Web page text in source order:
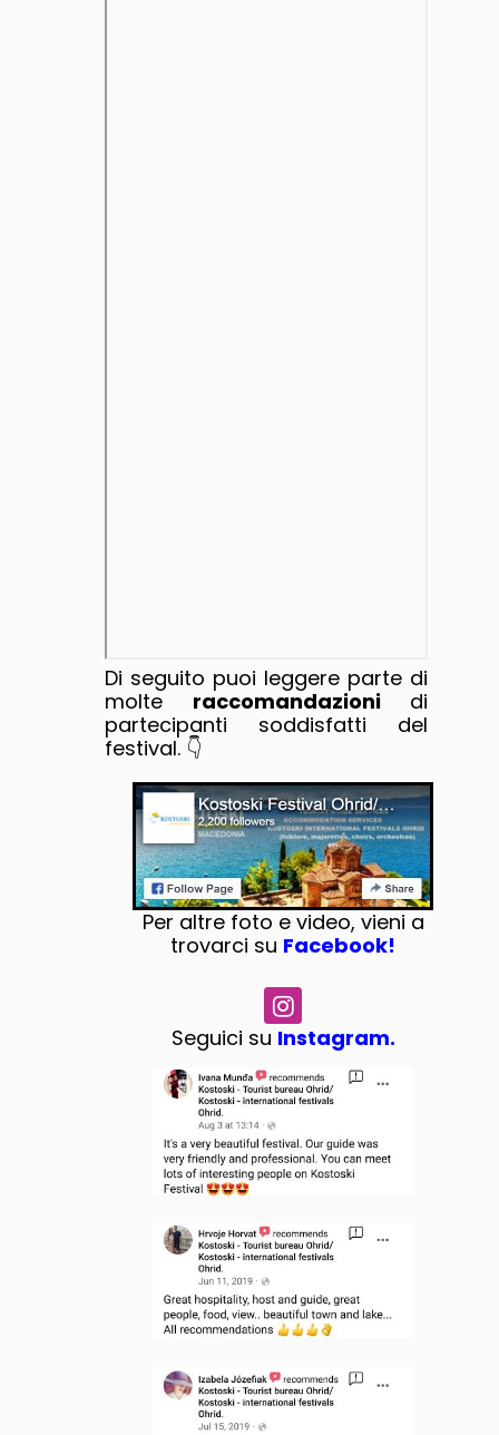
Di seguito puoi leggere parte di
molte raccomandazionidi
partecipanti soddisfatti del
festival. 👇
Per altre foto e video, vieni a
trovarci su Facebook!
Seguici su Instagram.